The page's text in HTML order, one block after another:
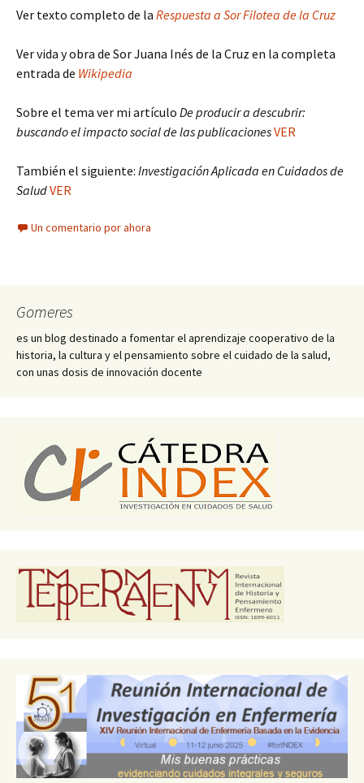
Ver texto completo de la Respuesta a Sor Filotea de la Cruz
Ver vida y obra de Sor Juana Inés de la Cruz en la completa
entrada de Wikipedia
Sobre el tema ver mi artículo De producir a descubrir:
buscando el impacto social de las publicacionesVER
También el siguiente: Investigación Aplicada en Cuidados de
SaludVER
Un comentario por ahora
Gomeres
es un blog destinado a fomentar el aprendizaje cooperativo de la
historia, la cultura y el pensamiento sobre el cuidado de la salud,
con unas dosis de innovación docente